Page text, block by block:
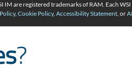
IM are registered trademarks of RAM. Each
, Cookie Policy, Accessibility Statement, or
?